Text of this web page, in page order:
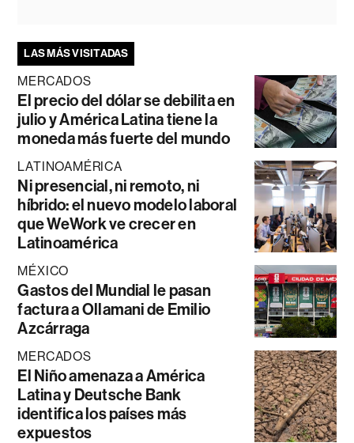
LAS MÁS VISITADAS
MERCADOS
El precio del dólar se debilita en
julio y América Latina tiene la
moneda más fuerte del mundo
LATINOAMÉRICA
Ni presencial, ni remoto, ni
híbrido: el nuevo modelo laboral
que WeWork ve crecer en
Latinoamérica
MÉXICO
Gastos del Mundial le pasan
factura a Ollamani de Emilio
Azcárraga
MERCADOS
El Niño amenaza a América
Latina y Deutsche Bank
identifica los países más
expuestos